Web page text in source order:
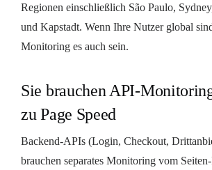
Regionen einschließlich São Paulo,
und Kapstadt. Wenn Ihre Nutzer global
Monitoring es auch sein.
Sie brauchen API-
zu Page Speed
Backend-APIs (Login, Checkout,
brauchen separates Monitoring vom